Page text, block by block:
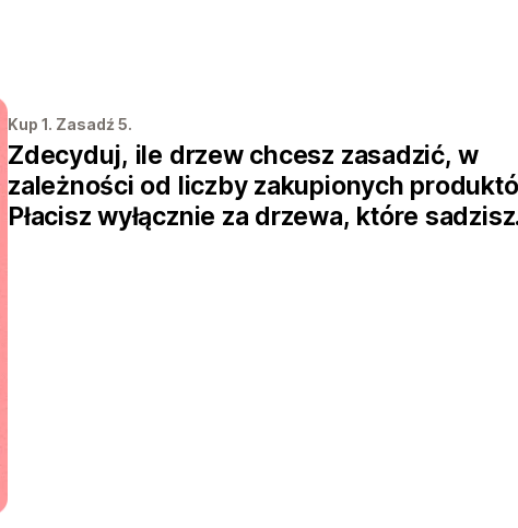
Kup 1. Zasadź 5.
Zdecyduj, ile drzew chcesz zasadzić, w
zależności od liczby zakupionych
Płacisz wyłącznie za drzewa, które